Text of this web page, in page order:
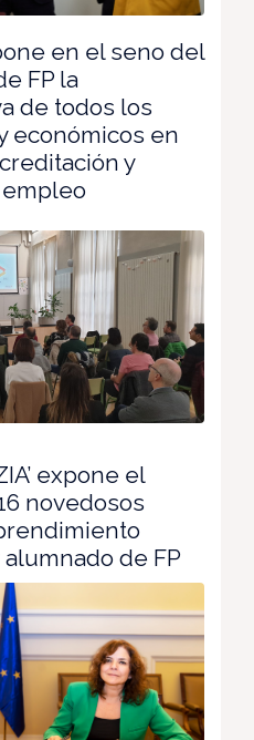
en el seno del
FP la
de todos los
económicos en
y
expone el
novedosos
de FP